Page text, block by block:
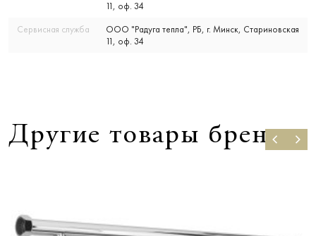
11, оф. 34
Сервисная служба
ООО "Радуга тепла", РБ, г. Минск, Стариновская
11, оф. 34
Другие товары бренда